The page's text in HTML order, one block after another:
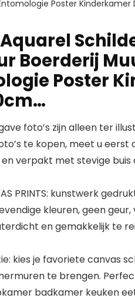
Poster
Boerderij
Poster
foto’s zijn alleen ter
te kopen, meet u eerst
en verpakt met stevige
PRINTS: kunstwerk
kleuren, geen geur,
en gemakkelijk te
kies je favoriete canvas
te brengen.
badkamer keuken